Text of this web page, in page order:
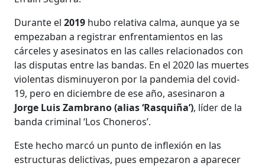
Durante el2019 hubo relativa calma, aunque ya se
empezaban a registrar enfrentamientos en las
cárceles y asesinatos en las calles relacionados con
las disputas entre las bandas. En el 2020 las muertes
violentas disminuyeron por la pandemia del covid-
19, pero en diciembre de ese año, asesinaron a
Jorge Luis Zambrano (alias ‘Rasquiña’), líder de la
banda criminal ‘Los Choneros’.
Este hecho marcó un punto de inflexión en las
estructuras delictivas, pues empezaron a aparecer